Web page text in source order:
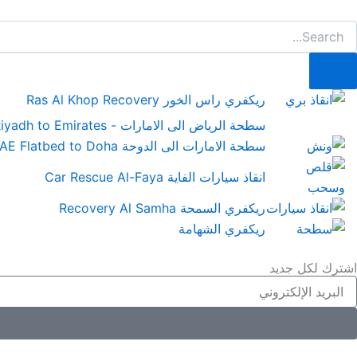
ريكفري راس الخور Ras Al Khop Recovery
سطحة الرياض الى الامارات - Riyadh to Emirates
سطحة الامارات الى الدوحة UAE Flatbed to Doha
انقاذ سيارات الفاية Car Rescue Al-Faya
ريكفري السمحة Recovery Al Samha
ريكفري الشهامة
اشترك لكل جديد
Email